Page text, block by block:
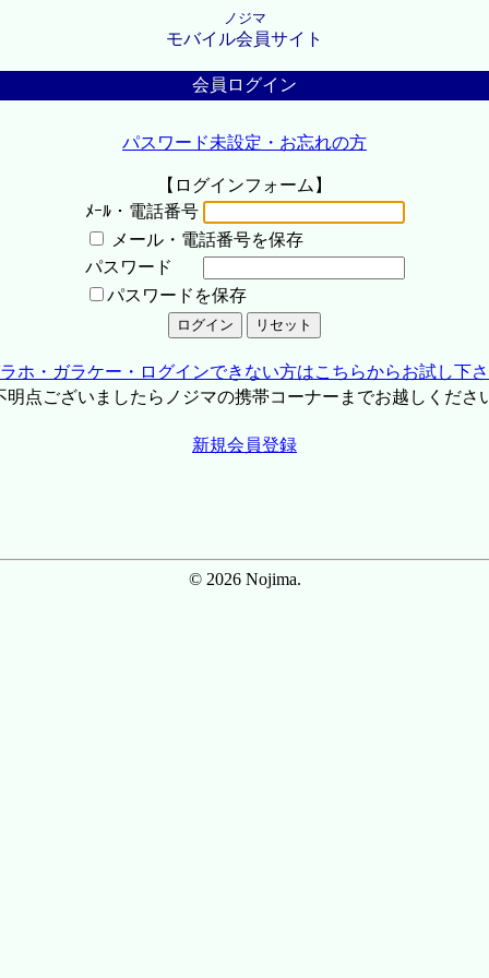
ノジマ
モバイル会員サイト
会員ログイン
パスワード未設定・お忘れの方
【ログインフォーム】
ﾒｰﾙ・電話番号
メール・電話番号を保存
パスワード
パスワードを保存
ホ・ガラケー・ログインできない方はこちらからお試し下
点ございましたらノジマの携帯コーナーまでお越しくださ
新規会員登録
© 2026 Nojima.